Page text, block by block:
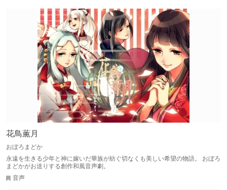
花鳥薫月
おぼろまどか
永遠を生きる少年と神に嫁いだ華族が紡ぐ切なくも美しい希望の物語。 おぼろ
まどかがお送りする創作和風音声劇。
音声